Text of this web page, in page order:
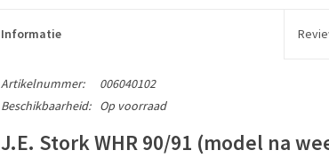
Informatie
Artikelnummer:
006040102
Beschikbaarheid:
Op voorraad
J.E. Stork WHR 90/91 (model na